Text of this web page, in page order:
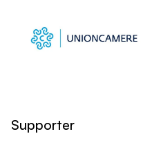
Supporter